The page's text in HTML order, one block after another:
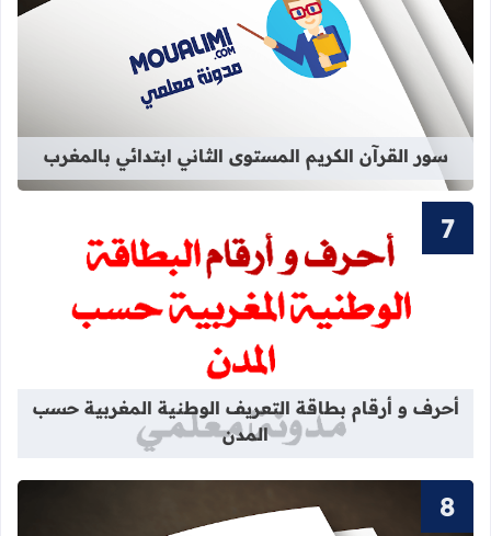
قراءة المزيد عن سور القرآن الكريم
سور القرآن الكريم المستوى الثاني ابتدائي بالمغرب
قراءة المزيد عن أحرف و أرقام
أحرف و أرقام بطاقة التعريف الوطنية المغربية حسب
المدن